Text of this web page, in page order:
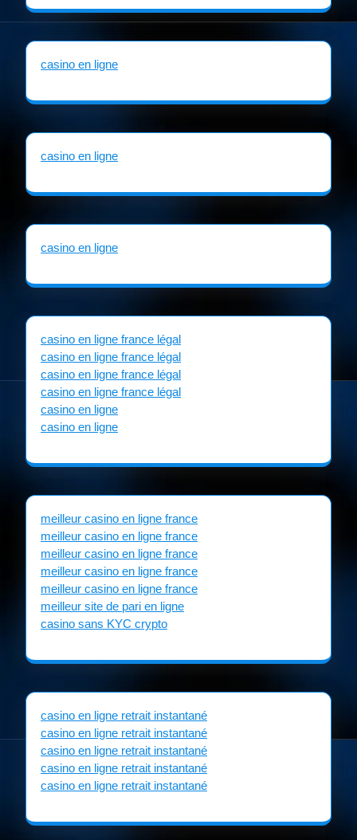
casino en ligne
casino en ligne
casino en ligne
casino en ligne france légal
casino en ligne france légal
casino en ligne france légal
casino en ligne france légal
casino en ligne
casino en ligne
meilleur casino en ligne france
meilleur casino en ligne france
meilleur casino en ligne france
meilleur casino en ligne france
meilleur casino en ligne france
meilleur site de pari en ligne
casino sans KYC crypto
casino en ligne retrait instantané
casino en ligne retrait instantané
casino en ligne retrait instantané
casino en ligne retrait instantané
casino en ligne retrait instantané